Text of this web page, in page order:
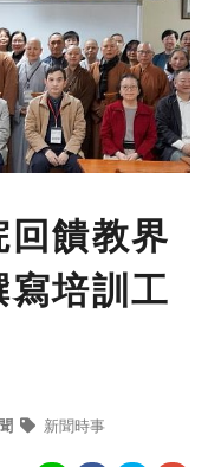
饋教界
培訓工
新聞時事